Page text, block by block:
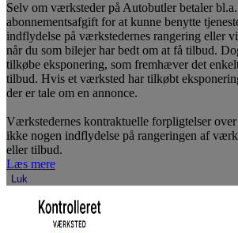
Selv om værksteder på Autobutler betaler
abonnementsafgift for at kunne benytte
indflydelse på værkstedernes rangering eller
når du som bilejer har bedt om at få tilbud.
tilkøbe eksponering, som fremhæver det
tilbud. Hvis et værksted har tilkøbt
der er tale om en annonce.
Værkstedernes kontraktuelle forpligtelser
ikke nogen indflydelse på rangeringen af
eller tilbud.
Læs mere
Luk